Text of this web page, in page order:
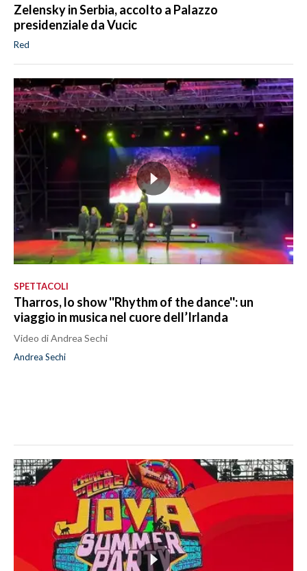
Zelensky in Serbia, accolto a Palazzo
presidenziale da Vucic
Red
SPETTACOLI
Tharros, lo show ''Rhythm of the dance'': un
viaggio in musica nel cuore dell’Irlanda
Video di Andrea Sechi
Andrea Sechi